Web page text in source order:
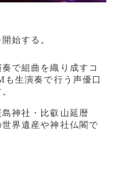
始する。
で組曲を織り成すコ
も生演奏で行う声優口
神社・比叡山延暦
世界遺産や神社仏閣で